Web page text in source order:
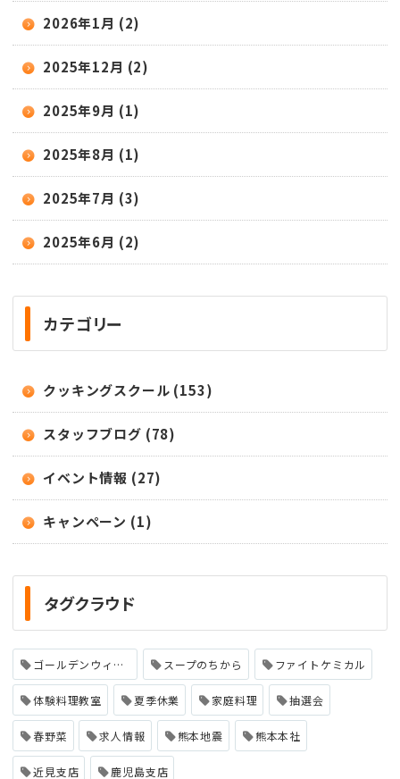
2026年1月 (2)
2025年12月 (2)
2025年9月 (1)
2025年8月 (1)
2025年7月 (3)
2025年6月 (2)
カテゴリー
クッキングスクール (153)
スタッフブログ (78)
イベント情報 (27)
キャンペーン (1)
タグクラウド
ゴールデンウィーク スープのちから ファイトケミカル
体験料理教室 夏季休業 家庭料理 抽選会
春野菜 求人情報 熊本地震 熊本本社
近見支店 鹿児島支店